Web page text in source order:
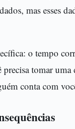
mas esses
o tempo
tomar
conta com